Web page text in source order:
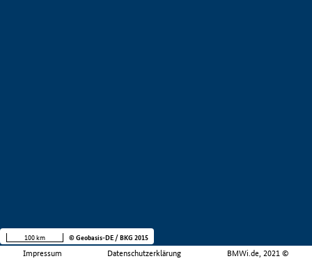
Impressum Datenschutzerklärung BMWi.de, 2021 ©
100 km © Geobasis-DE / BKG 2015